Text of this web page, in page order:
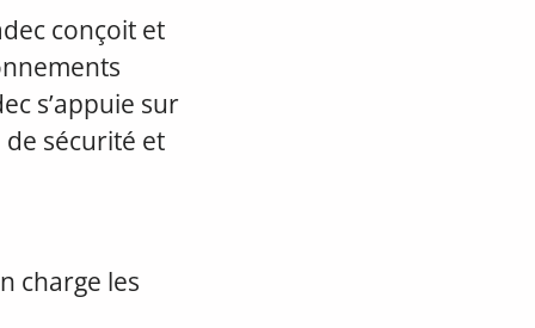
conçoit et
s’appuie sur
de sécurité et
charge les